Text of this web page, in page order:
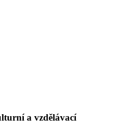
a vzdělávací